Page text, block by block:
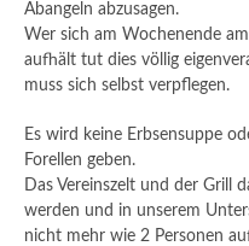
Abangeln abzusagen.
Wer sich am Wochenende
aufhält tut dies völlig
muss sich selbst verpflegen.
Es wird keine Erbsensuppe
Forellen geben.
Das Vereinszelt und der Grill
werden und in unserem
nicht mehr wie 2 Personen